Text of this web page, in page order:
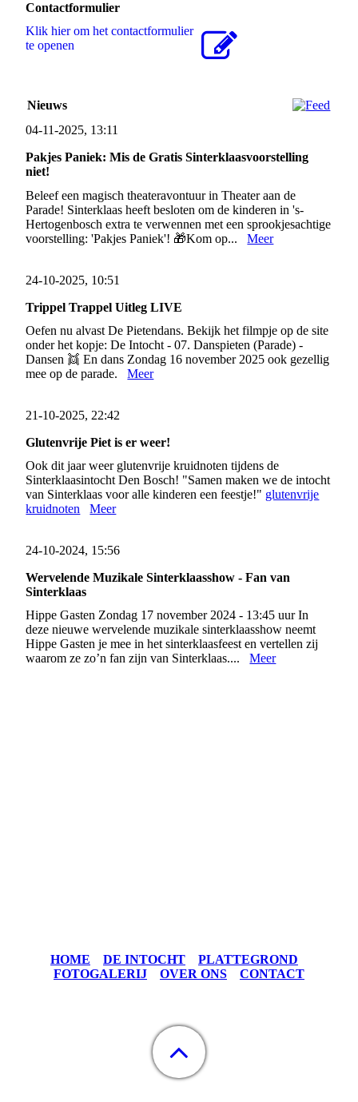
Contactformulier
Klik hier om het contactformulier
te openen
Nieuws
04-11-2025, 13:11
Pakjes Paniek: Mis de Gratis Sinterklaasvoorstelling
niet!
Beleef een magisch theateravontuur in Theater aan de
Parade! Sinterklaas heeft besloten om de kinderen in 's-
Hertogenbosch extra te verwennen met een sprookjesachtige
voorstelling: 'Pakjes Paniek'! 🎁Kom op...Meer
24-10-2025, 10:51
Trippel Trappel Uitleg LIVE
Oefen nu alvast De Pietendans. Bekijk het filmpje op de site
onder het kopje: De Intocht - 07. Danspieten (Parade) -
Dansen 👯 En dans Zondag 16 november 2025 ook gezellig
mee op de parade.Meer
21-10-2025, 22:42
Glutenvrije Piet is er weer!
Ook dit jaar weer glutenvrije kruidnoten tijdens de
Sinterklaasintocht Den Bosch! "Samen maken we de intocht
van Sinterklaas voor alle kinderen een feestje!" glutenvrije
kruidnoten
Meer
24-10-2024, 15:56
Wervelende Muzikale Sinterklaasshow - Fan van
Sinterklaas
Hippe Gasten Zondag 17 november 2024 - 13:45 uur In
deze nieuwe wervelende muzikale sinterklaasshow neemt
Hippe Gasten je mee in het sinterklaasfeest en vertellen zij
waarom ze zo’n fan zijn van Sinterklaas....Meer
HOME DE INTOCHT PLATTEGROND
FOTOGALERIJ
OVER ONS CONTACT